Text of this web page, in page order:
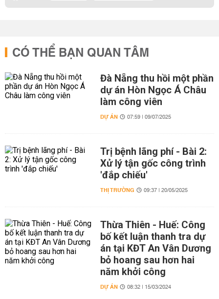
CÓ THỂ BẠN QUAN TÂM
Đà Nẵng thu hồi một phần
dự án Hòn Ngọc Á Châu
làm công viên
DỰ ÁN 07:59 | 09/07/2025
Trị bệnh lãng phí - Bài 2:
Xử lý tận gốc công trình
'đắp chiếu'
THỊ TRƯỜNG 09:37 | 20/05/2025
Thừa Thiên - Huế: Công
bố kết luận thanh tra dự
án tại KĐT An Vân Dương
bỏ hoang sau hơn hai
năm khởi công
DỰ ÁN 08:32 | 15/03/2024